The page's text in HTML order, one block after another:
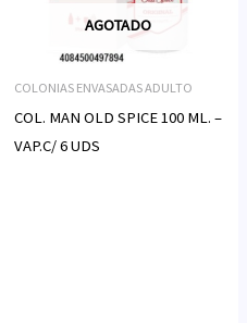
AGOTADO
COLONIAS ENVASADAS ADULTO
COL. MAN OLD SPICE 100 ML. –
VAP.C/ 6 UDS